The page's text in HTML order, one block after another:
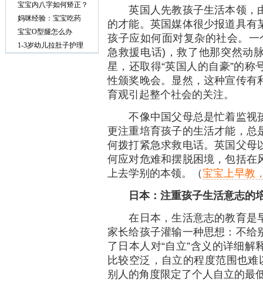
英国人先教孩子生活本领，
的才能。英国媒体很少报道具有
孩子应如何面对复杂的社会。
急救援电话)，救了他那突然动
星，还取得“英国人的自豪”的
性颁奖晚会。显然，这种宣传有
育观引起整个社会的关注。
不像中国父母总是忙着监视
更注重培育孩子的生活才能，总
何拨打紧急求救电话。英国父母
何应对危难和摆脱困境，包括在
上去学别的本领。（宝宝上早教
日本：注重孩子生活意志的
在日本，生活意志的教育是
家长给孩子灌输一种思想：不给
了日本人对“自立”含义的详细
比较空泛，自立的程度范围也难
别人的角度限定了个人自立的最
宝宝内八字如何矫正？
妈咪经验：宝宝吃药
宝宝O型腿怎么办
1-3岁幼儿拉肚子护理